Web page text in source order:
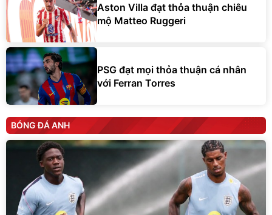
Aston Villa đạt thỏa thuận chiêu
mộ Matteo Ruggeri
PSG đạt mọi thỏa thuận cá nhân
với Ferran Torres
BÓNG ĐÁ ANH